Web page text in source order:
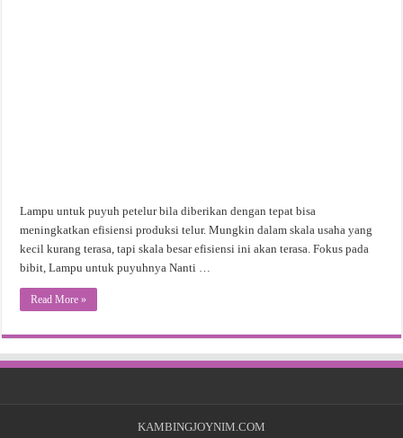
Lampu untuk puyuh petelur bila diberikan dengan tepat bisa
meningkatkan efisiensi produksi telur. Mungkin dalam skala usaha yang
kecil kurang terasa, tapi skala besar efisiensi ini akan terasa. Fokus pada
bibit, Lampu untuk puyuhnya Nanti …
Read More »
KAMBINGJOYNIM.COM